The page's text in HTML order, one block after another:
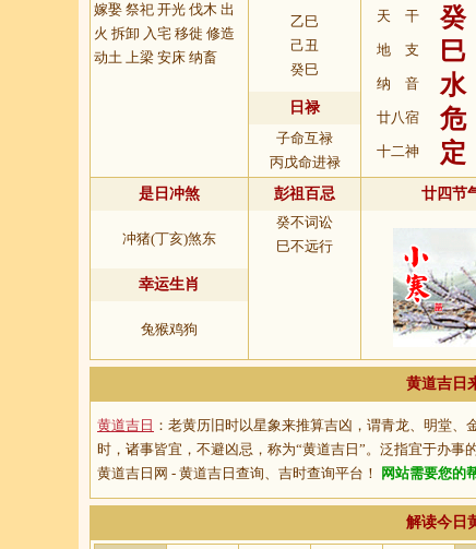
嫁娶 祭祀 开光 伐木 出
火 拆卸 入宅 移徙 修造
动土 上梁 安床 纳畜
乙巳
己丑
癸巳
日禄
子命互禄
丙戊命进禄
天 干
癸
地 支 巳
纳 音 水
廿八宿 危
十二神 定
是日冲煞
冲猪(丁亥)煞东
幸运生肖
兔猴鸡狗
彭祖百忌
癸不词讼
巳不远行
廿四节
黄道吉日
黄道吉日 ：老黄历旧时以星象来推算吉凶，谓青龙、明堂
时，诸事皆宜，不避凶忌，称为“黄道吉日 ”。泛指宜于办事
黄道吉日网 - 黄道吉日查询、吉时查询平台！
网站需要您的
解读今日